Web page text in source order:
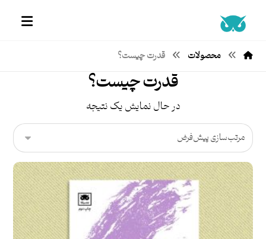
محصولات قدرت چیست؟
قدرت چیست؟
در حال نمایش یک نتیجه